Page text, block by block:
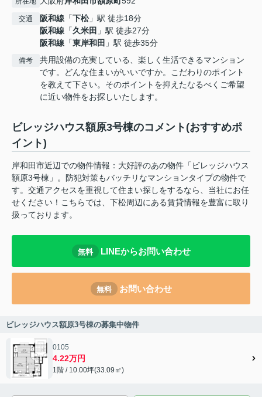
交通 阪和線 「下松」駅 徒歩18分
阪和線 「久米田 」駅 徒歩27分
阪和線 「東岸和田 」駅 徒歩35分
備考
共用設備の充実している、楽しく生活できるマンション
です。どんな住まいがいいですか。こだわりのポイント
を教えて下さい。そのポイントを抑えたなるべくご希望
に近い物件をお探しいたします。
ビレッジハウス額原3号棟のコメント(おすすめポ
イント)
岸和田市近辺での物件情報：大好評のあの物件「ビレッジハウス
額原3号棟」。防犯対策もバッチリなマンションタイプの物件で
す。交通アクセスを重視して住まい探しをするなら、当社にお任
せください！こちらでは、下松周辺にある賃貸情報を豊富に取り
扱っております。
無料 LINEからお問い合わせ
無料 お問い合わせ
ビレッジハウス額原3号棟の募集中物件
0105
4.22万円
1階 / 10.00坪(33.09㎡)